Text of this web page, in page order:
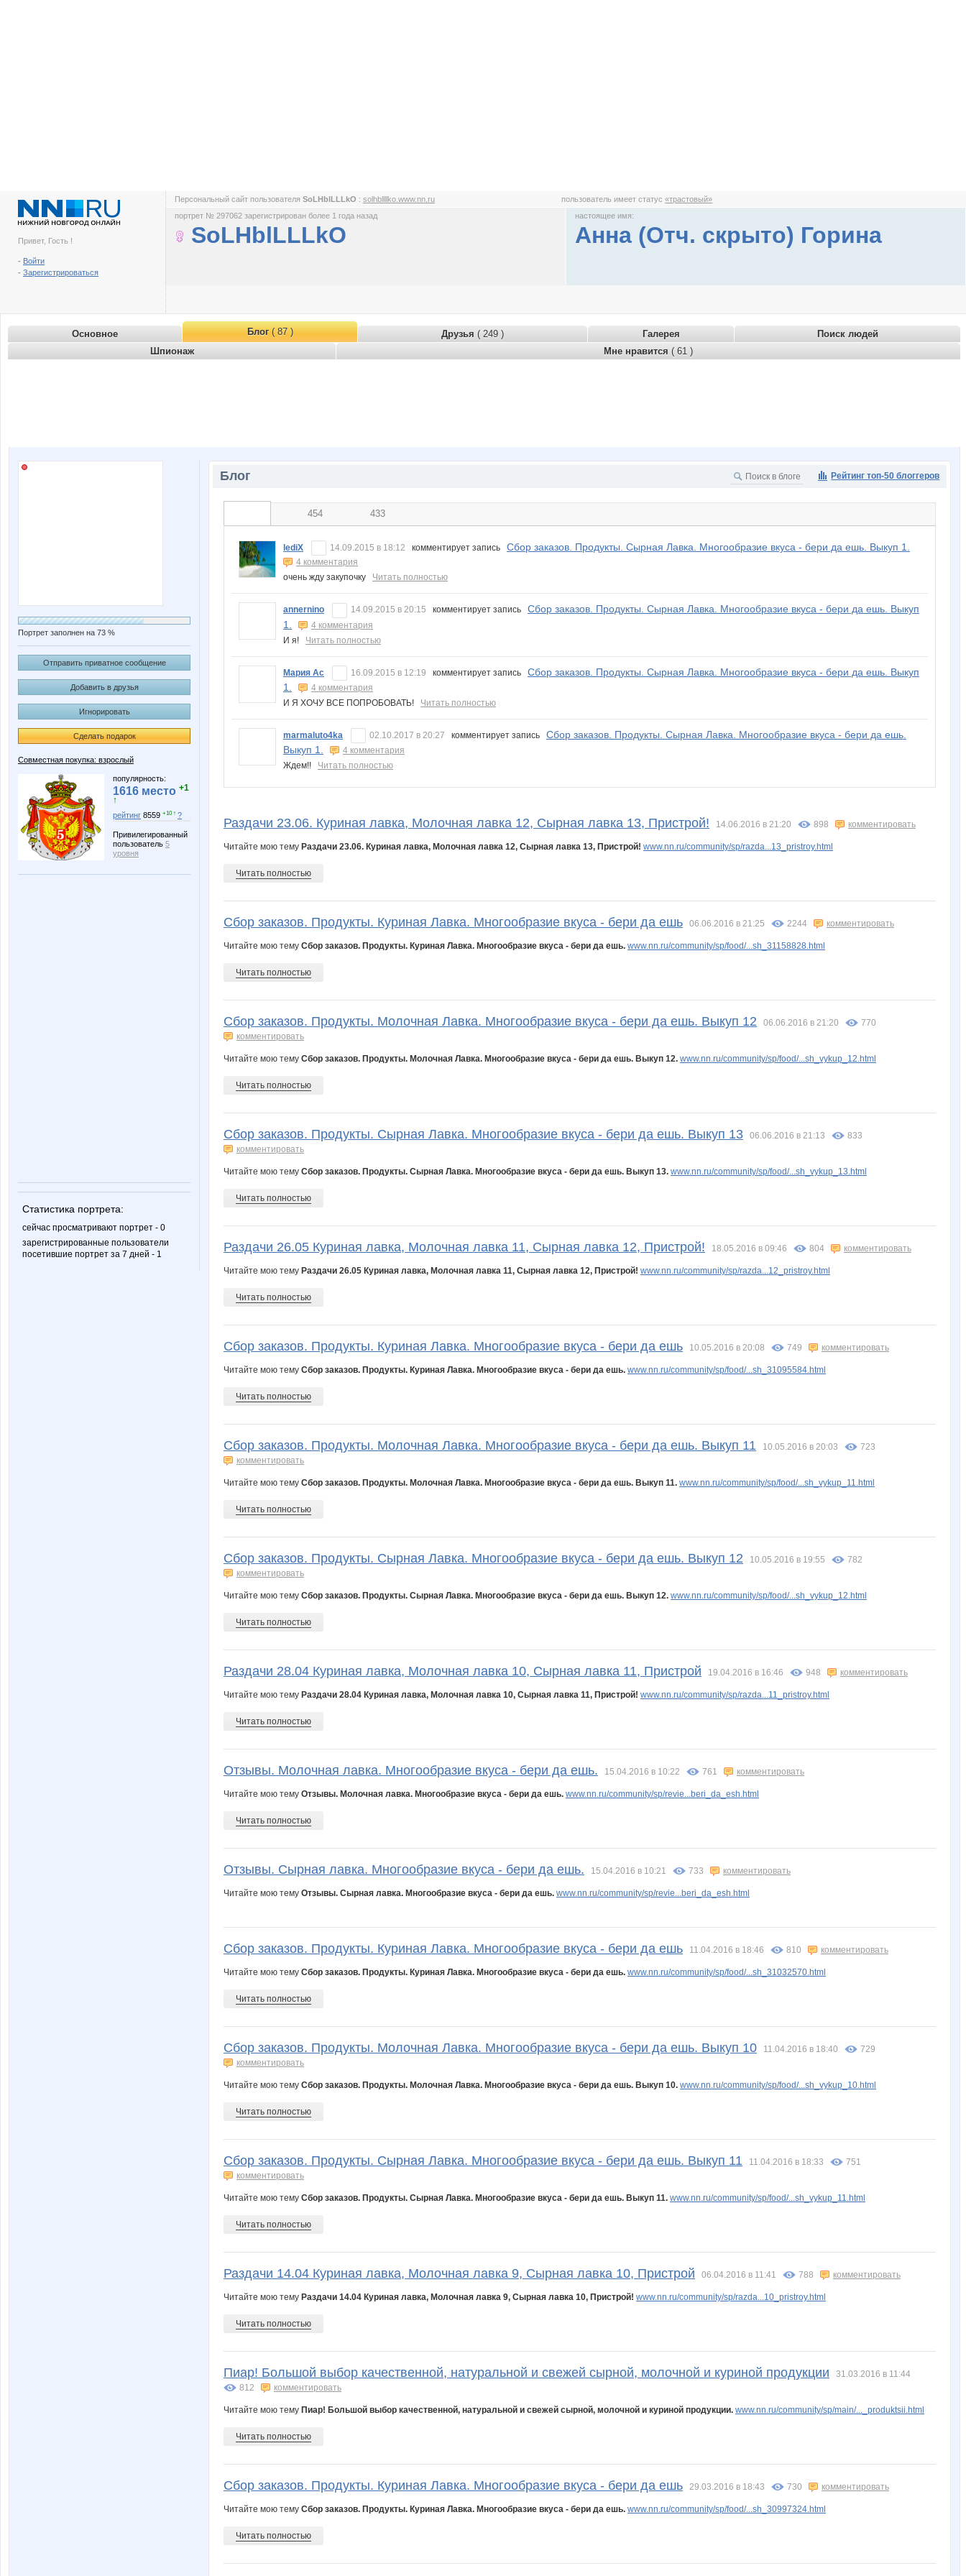
Привет, Гость !
- Войти
- Зарегистрироваться
Персональный сайт пользователя SoLHblLLLkO : solhbllllko.www.nn.ru пользователь имеет статус«трастовый»
портрет № 297062 зарегистрирован более 1 года назад
SoLHblLLLkO
настоящее имя:
Анна (Отч. скрыто) Горина
Основное Блог( 87 ) Друзья ( 249 ) Галерея
Поиск людей
Шпионаж
Мне нравится ( 61 )
Портрет заполнен на 73 %
Отправить приватное сообщение
Добавить в друзья
Игнорировать
Сделать подарок
Совместная покупка: взрослый
популярность:
1616 место +1
↑
рейтинг 8559 +10 ↑ ?
Привилегированный
пользователь 5
уровня
Статистика портрета:
сейчас просматривают портрет - 0
зарегистрированные пользователи
посетившие портрет за 7 дней - 1
Рейтинг топ-50 блоггеров
Блог
454 433
lediX 14.09.2015 в 18:12 комментирует запись Сбор заказов. Продукты. Сырная Лавка. Многообразие вкуса - бери да ешь. Выкуп 1.
4 комментария
очень жду закупочку Читать полностью
annernino 14.09.2015 в 20:15 комментирует запись Сбор заказов. Продукты. Сырная Лавка. Многообразие вкуса - бери да ешь. Выкуп
1.
4 комментария
И я! Читать полностью
Мария Ас 16.09.2015 в 12:19 комментирует запись Сбор заказов. Продукты. Сырная Лавка. Многообразие вкуса - бери да ешь. Выкуп
1.
4 комментария
И Я ХОЧУ ВСЕ ПОПРОБОВАТЬ! Читать полностью
marmaluto4ka 02.10.2017 в 20:27 комментирует запись Сбор заказов. Продукты. Сырная Лавка. Многообразие вкуса - бери да ешь.
Выкуп 1.
4 комментария
Ждем!! Читать полностью
Раздачи 23.06. Куриная лавка, Молочная лавка 12, Сырная лавка 13, Пристрой! 14.06.2016 в 21:20 898 комментировать
Читайте мою тему Раздачи 23.06. Куриная лавка, Молочная лавка 12, Сырная лавка 13, Пристрой! www.nn.ru/community/sp/razda...13_pristroy.html
Читать полностью
Сбор заказов. Продукты. Куриная Лавка. Многообразие вкуса - бери да ешь 06.06.2016 в 21:25 2244 комментировать
Читайте мою тему Сбор заказов. Продукты. Куриная Лавка. Многообразие вкуса - бери да ешь. www.nn.ru/community/sp/food/...sh_31158828.html
Читать полностью
Сбор заказов. Продукты. Молочная Лавка. Многообразие вкуса - бери да ешь. Выкуп 12 06.06.2016 в 21:20
770
комментировать
Читайте мою тему Сбор заказов. Продукты. Молочная Лавка. Многообразие вкуса - бери да ешь. Выкуп 12. www.nn.ru/community/sp/food/...sh_vykup_12.html
Читать полностью
Сбор заказов. Продукты. Сырная Лавка. Многообразие вкуса - бери да ешь. Выкуп 13 06.06.2016 в 21:13
833
комментировать
Читайте мою тему Сбор заказов. Продукты. Сырная Лавка. Многообразие вкуса - бери да ешь. Выкуп 13. www.nn.ru/community/sp/food/...sh_vykup_13.html
Читать полностью
Раздачи 26.05 Куриная лавка, Молочная лавка 11, Сырная лавка 12, Пристрой! 18.05.2016 в 09:46 804 комментировать
Читайте мою тему Раздачи 26.05 Куриная лавка, Молочная лавка 11, Сырная лавка 12, Пристрой! www.nn.ru/community/sp/razda...12_pristroy.html
Читать полностью
Сбор заказов. Продукты. Куриная Лавка. Многообразие вкуса - бери да ешь 10.05.2016 в 20:08 749 комментировать
Читайте мою тему Сбор заказов. Продукты. Куриная Лавка. Многообразие вкуса - бери да ешь. www.nn.ru/community/sp/food/...sh_31095584.html
Читать полностью
Сбор заказов. Продукты. Молочная Лавка. Многообразие вкуса - бери да ешь. Выкуп 11 10.05.2016 в 20:03
723
комментировать
Читайте мою тему Сбор заказов. Продукты. Молочная Лавка. Многообразие вкуса - бери да ешь. Выкуп 11. www.nn.ru/community/sp/food/...sh_vykup_11.html
Читать полностью
Сбор заказов. Продукты. Сырная Лавка. Многообразие вкуса - бери да ешь. Выкуп 12 10.05.2016 в 19:55
782
комментировать
Читайте мою тему Сбор заказов. Продукты. Сырная Лавка. Многообразие вкуса - бери да ешь. Выкуп 12. www.nn.ru/community/sp/food/...sh_vykup_12.html
Читать полностью
Раздачи 28.04 Куриная лавка, Молочная лавка 10, Сырная лавка 11, Пристрой 19.04.2016 в 16:46 948 комментировать
Читайте мою тему Раздачи 28.04 Куриная лавка, Молочная лавка 10, Сырная лавка 11, Пристрой! www.nn.ru/community/sp/razda...11_pristroy.html
Читать полностью
Отзывы. Молочная лавка. Многообразие вкуса - бери да ешь. 15.04.2016 в 10:22 761 комментировать
Читайте мою тему Отзывы. Молочная лавка. Многообразие вкуса - бери да ешь. www.nn.ru/community/sp/revie...beri_da_esh.html
Читать полностью
Отзывы. Сырная лавка. Многообразие вкуса - бери да ешь. 15.04.2016 в 10:21 733 комментировать
Читайте мою тему Отзывы. Сырная лавка. Многообразие вкуса - бери да ешь. www.nn.ru/community/sp/revie...beri_da_esh.html
Сбор заказов. Продукты. Куриная Лавка. Многообразие вкуса - бери да ешь 11.04.2016 в 18:46 810 комментировать
Читайте мою тему Сбор заказов. Продукты. Куриная Лавка. Многообразие вкуса - бери да ешь. www.nn.ru/community/sp/food/...sh_31032570.html
Читать полностью
Сбор заказов. Продукты. Молочная Лавка. Многообразие вкуса - бери да ешь. Выкуп 10 11.04.2016 в 18:40
729
комментировать
Читайте мою тему Сбор заказов. Продукты. Молочная Лавка. Многообразие вкуса - бери да ешь. Выкуп 10. www.nn.ru/community/sp/food/...sh_vykup_10.html
Читать полностью
Сбор заказов. Продукты. Сырная Лавка. Многообразие вкуса - бери да ешь. Выкуп 11 11.04.2016 в 18:33
751
комментировать
Читайте мою тему Сбор заказов. Продукты. Сырная Лавка. Многообразие вкуса - бери да ешь. Выкуп 11. www.nn.ru/community/sp/food/...sh_vykup_11.html
Читать полностью
Раздачи 14.04 Куриная лавка, Молочная лавка 9, Сырная лавка 10, Пристрой 06.04.2016 в 11:41 788 комментировать
Читайте мою тему Раздачи 14.04 Куриная лавка, Молочная лавка 9, Сырная лавка 10, Пристрой! www.nn.ru/community/sp/razda...10_pristroy.html
Читать полностью
Пиар! Большой выбор качественной, натуральной и свежей сырной, молочной и куриной продукции
31.03.2016 в 11:44
812
комментировать
Читайте мою тему Пиар! Большой выбор качественной, натуральной и свежей сырной, молочной и куриной продукции. www.nn.ru/community/sp/main/..._produktsii.html
Читать полностью
Сбор заказов. Продукты. Куриная Лавка. Многообразие вкуса - бери да ешь 29.03.2016 в 18:43 730 комментировать
Читайте мою тему Сбор заказов. Продукты. Куриная Лавка. Многообразие вкуса - бери да ешь. www.nn.ru/community/sp/food/...sh_30997324.html
Читать полностью